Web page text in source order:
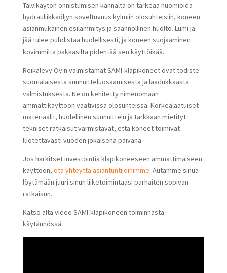
Talvikäytön onnistumisen kannalta on tärkeää huomioida
hydrauliikkaöljyn soveltuvuus kylmiin olosuhteisiin, koneen
asianmukainen esilämmitys ja säännöllinen huolto. Lumi ja
jää tulee puhdistaa huolellisesti, ja koneen suojaaminen
kovimmilta pakkasilta pidentää sen käyttöikää.
Reikälevy Oy:n valmistamat SAMI-klapikoneet ovat todiste
suomalaisesta suunnitteluosaamisesta ja laadukkaasta
valmistuksesta. Ne on kehitetty nimenomaan
ammattikäyttöön vaativissa olosuhteissa. Korkealaatuiset
materiaalit, huolellinen suunnittelu ja tarkkaan mietityt
tekniset ratkaisut varmistavat, että koneet toimivat
luotettavasti vuoden jokaisena päivänä.
Jos harkitset investointia klapikoneeseen ammattimaiseen
käyttöön, ota yhteyttä asiantuntijoihimme. Autamme sinua
löytämään juuri sinun liiketoimintaasi parhaiten sopivan
ratkaisun.
Katso alta video SAMI-klapikoneen toiminnasta
käytännössä: